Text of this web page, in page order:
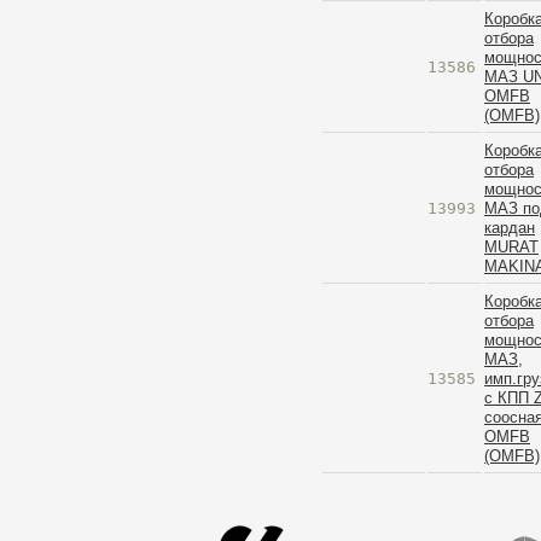
13586
отбора
МАЗ
OMFB
(OMFB)
13993
отбора
МАЗ
кардан
MURAT
13585
отбора
МАЗ,
c КПП
OMFB
(OMFB)